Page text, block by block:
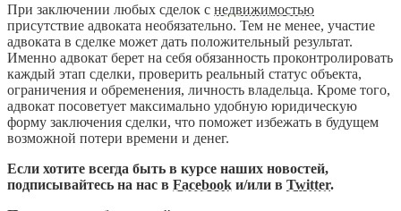
При заключении любых сделок с недвижимостью
присутствие адвоката необязательно. Тем не менее, участие
адвоката в сделке может дать положительный результат.
Именно адвокат берет на себя обязанность проконтролировать
каждый этап сделки, проверить реальный статус объекта,
ограничения и обременения, личность владельца. Кроме того,
адвокат посоветует максимально удобную юридическую
форму заключения сделки, что поможет избежать в будущем
возможной потери времени и денег.
Если хотите всегда быть в курсе наших новостей,
подписывайтесь на нас в Facebook и/или в Twitter.